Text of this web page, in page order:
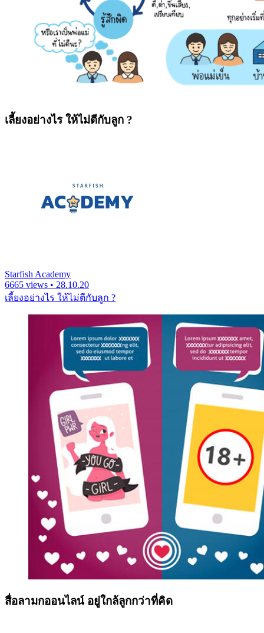
เลี้ยงอย่างไร ให้ไม่ตีกับลูก ?
Starfish Academy
6665 views • 28.10.20
เลี้ยงอย่างไร ให้ไม่ตีกับลูก ?
สื่อลามกออนไลน์ อยู่ใกล้ลูกกว่าที่คิด